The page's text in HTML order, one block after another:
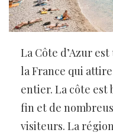
La Côte d’Azur
la France qui
entier. La côte est
fin et de
visiteurs. La